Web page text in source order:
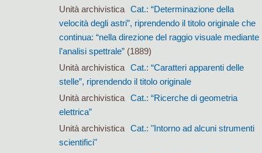
Unità archivistica Cat.: “Determinazione della
velocità degli astri”, riprendendo il titolo originale che
continua: “nella direzione del raggio visuale mediante
l’analisi spettrale”(1889)
Unità archivistica Cat.: “Caratteri apparenti delle
stelle”, riprendendo il titolo originale
Unità archivistica Cat.: “Ricerche di geometria
elettrica”
Unità archivistica Cat.: "Intorno ad alcuni strumenti
scientifici"